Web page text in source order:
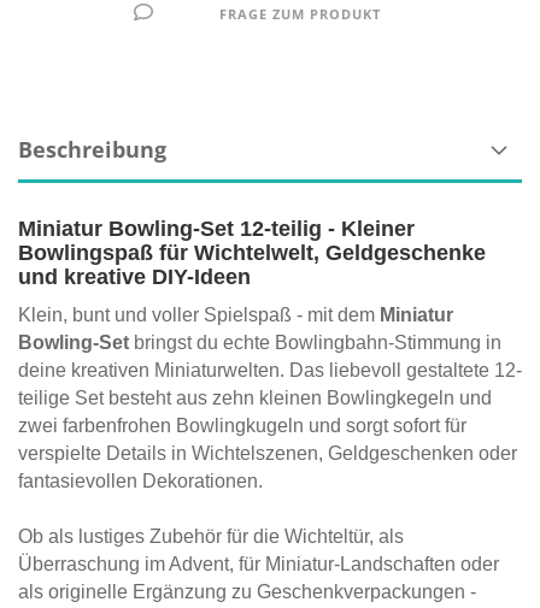
FRAGE ZUM PRODUKT
Beschreibung
Miniatur Bowling-Set 12-teilig - Kleiner
Bowlingspaß für Wichtelwelt, Geldgeschenke
und kreative DIY-Ideen
Klein, bunt und voller Spielspaß - mit dem Miniatur
Bowling-Set bringst du echte Bowlingbahn-Stimmung in
deine kreativen Miniaturwelten. Das liebevoll gestaltete 12-
teilige Set besteht aus zehn kleinen Bowlingkegeln und
zwei farbenfrohen Bowlingkugeln und sorgt sofort für
verspielte Details in Wichtelszenen, Geldgeschenken oder
fantasievollen Dekorationen.
Ob als lustiges Zubehör für die Wichteltür, als
Überraschung im Advent, für Miniatur-Landschaften oder
als originelle Ergänzung zu Geschenkverpackungen -